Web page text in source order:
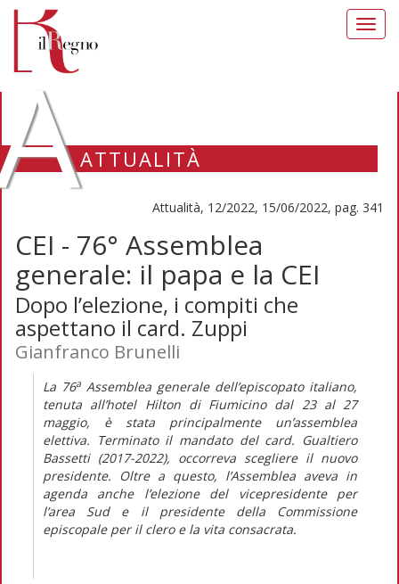
ATTUALITÀ
Attualità, 12/2022, 15/06/2022, pag. 341
CEI - 76° Assemblea
generale: il papa e la CEI
Dopo l’elezione, i compiti che
aspettano il card. Zuppi
Gianfranco Brunelli
La 76a Assemblea generale dell’episcopato italiano,
tenuta all’hotel Hilton di Fiumicino dal 23 al 27
maggio, è stata principalmente un’assemblea
elettiva. Terminato il mandato del card. Gualtiero
Bassetti (2017-2022), occorreva scegliere il nuovo
presidente. Oltre a questo, l’Assemblea aveva in
agenda anche l’elezione del vicepresidente per
l’area Sud e il presidente della Commissione
episcopale per il clero e la vita consacrata.